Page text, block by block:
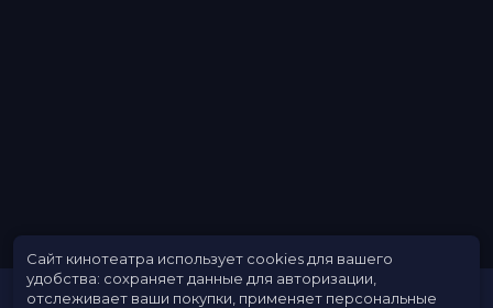
Сайт кинотеатра использует cookies для вашего
удобства: сохраняет данные для авторизации,
отслеживает ваши покупки, применяет персональные